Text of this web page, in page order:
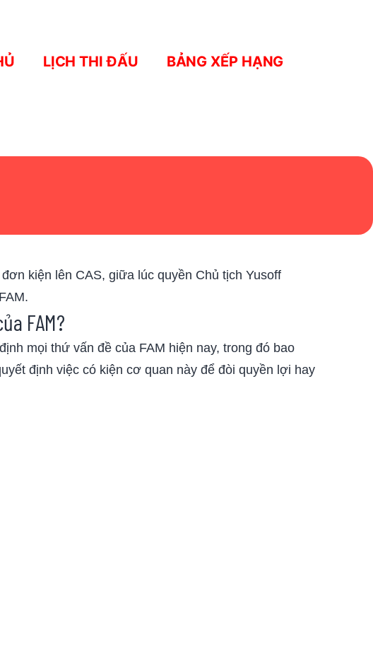
LỊCH THI ĐẤU BẢNG XẾP HẠNG
kiện lên CAS, giữa lúc quyền Chủ tịch Yusoff
FAM?
mọi thứ vấn đề của FAM hiện nay, trong đó bao
định việc có kiện cơ quan này để đòi quyền lợi hay